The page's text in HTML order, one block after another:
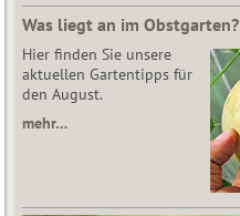
Was liegt an im Obstgarten?
Hier finden Sie unsere
aktuellen Gartentipps für
den August.
mehr…